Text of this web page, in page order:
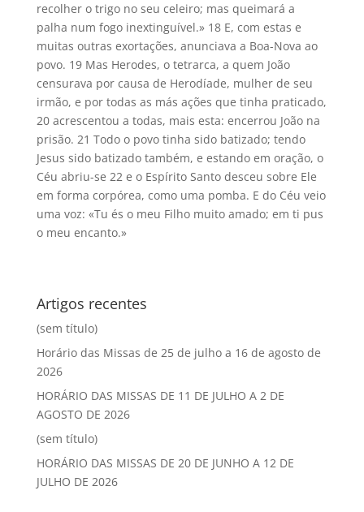
recolher o trigo no seu celeiro; mas queimará a
palha num fogo inextinguível.» 18 E, com estas e
muitas outras exortações, anunciava a Boa-Nova ao
povo. 19 Mas Herodes, o tetrarca, a quem João
censurava por causa de Herodíade, mulher de seu
irmão, e por todas as más ações que tinha praticado,
20 acrescentou a todas, mais esta: encerrou João na
prisão. 21 Todo o povo tinha sido batizado; tendo
Jesus sido batizado também, e estando em oração, o
Céu abriu-se 22 e o Espírito Santo desceu sobre Ele
em forma corpórea, como uma pomba. E do Céu veio
uma voz: «Tu és o meu Filho muito amado; em ti pus
o meu encanto.»
Artigos recentes
(sem título)
Horário das Missas de 25 de julho a 16 de agosto de
2026
HORÁRIO DAS MISSAS DE 11 DE JULHO A 2 DE
AGOSTO DE 2026
(sem título)
HORÁRIO DAS MISSAS DE 20 DE JUNHO A 12 DE
JULHO DE 2026